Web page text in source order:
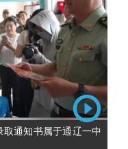
取通知书属于通辽一中